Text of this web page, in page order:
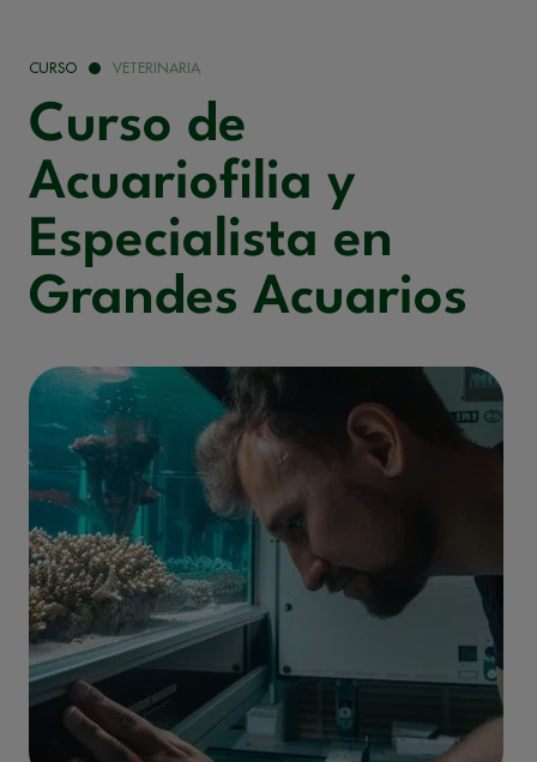
CURSO VETERINARIA
Curso de
Acuariofilia y
Especialista en
Grandes Acuarios